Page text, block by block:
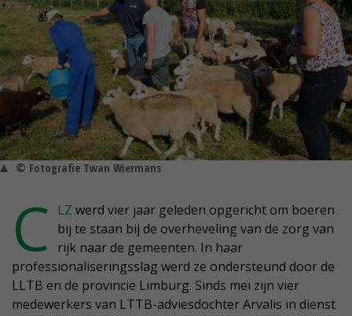
© Fotografie Twan Wiermans
C LZ werd vier jaar geleden opgericht om boeren
bij te staan bij de overheveling van de zorg van
rijk naar de gemeenten. In haar
professionaliseringsslag werd ze ondersteund door de
LLTB en de provincie Limburg. Sinds mei zijn vier
medewerkers van LTTB-adviesdochter Arvalis in dienst